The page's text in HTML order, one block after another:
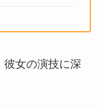
彼女の演技に深